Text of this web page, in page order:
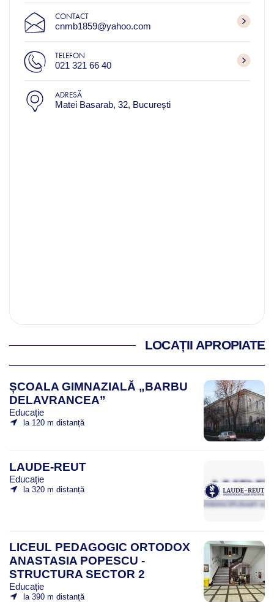
CONTACT
cnmb1859@yahoo.com
TELEFON
021 321 66 40
ADRESĂ
Matei Basarab, 32, București
LOCAȚII APROPIATE
ȘCOALA GIMNAZIALĂ „BARBU
DELAVRANCEA”
Educație
la 120 m distanță
LAUDE-REUT
Educație
la 320 m distanță
LICEUL PEDAGOGIC ORTODOX
ANASTASIA POPESCU -
STRUCTURA SECTOR 2
Educație
la 390 m distanță